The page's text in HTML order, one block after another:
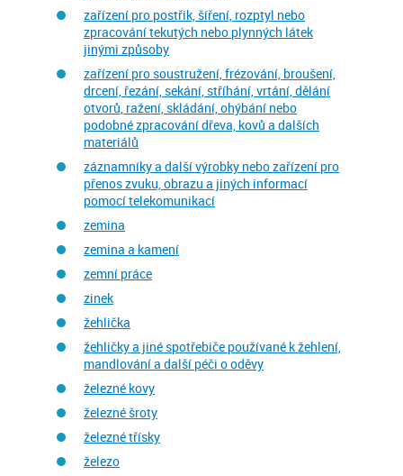
zařízení pro postřik, šíření, rozptyl nebo
zpracování tekutých nebo plynných látek
jinými způsoby
zařízení pro soustružení, frézování, broušení,
drcení, řezání, sekání, stříhání, vrtání, dělání
otvorů, ražení, skládání, ohýbání nebo
podobné zpracování dřeva, kovů a dalších
materiálů
záznamníky a další výrobky nebo zařízení pro
přenos zvuku, obrazu a jiných informací
pomocí telekomunikací
zemina
zemina a kamení
zemní práce
zinek
žehlička
žehličky a jiné spotřebiče používané k žehlení,
mandlování a další péči o oděvy
železné kovy
železné šroty
železné třísky
železo